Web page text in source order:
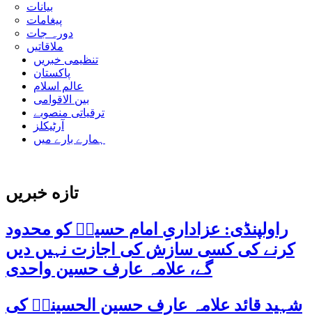
بیانات
پیغامات
دورہ جات
ملاقاتیں
تنظیمی خبریں
پاکستان
عالم اسلام
بین الاقوامی
ترقیاتی منصوبے
آرٹیکلز
ہمارے بارے میں
تازه خبریں
راولپنڈی: عزاداریِ امام حسینؑ کو محدود
کرنے کی کسی سازش کی اجازت نہیں دیں
گے، علامہ عارف حسین واحدی
شہید قائد علامہ عارف حسین الحسینیؒ کی